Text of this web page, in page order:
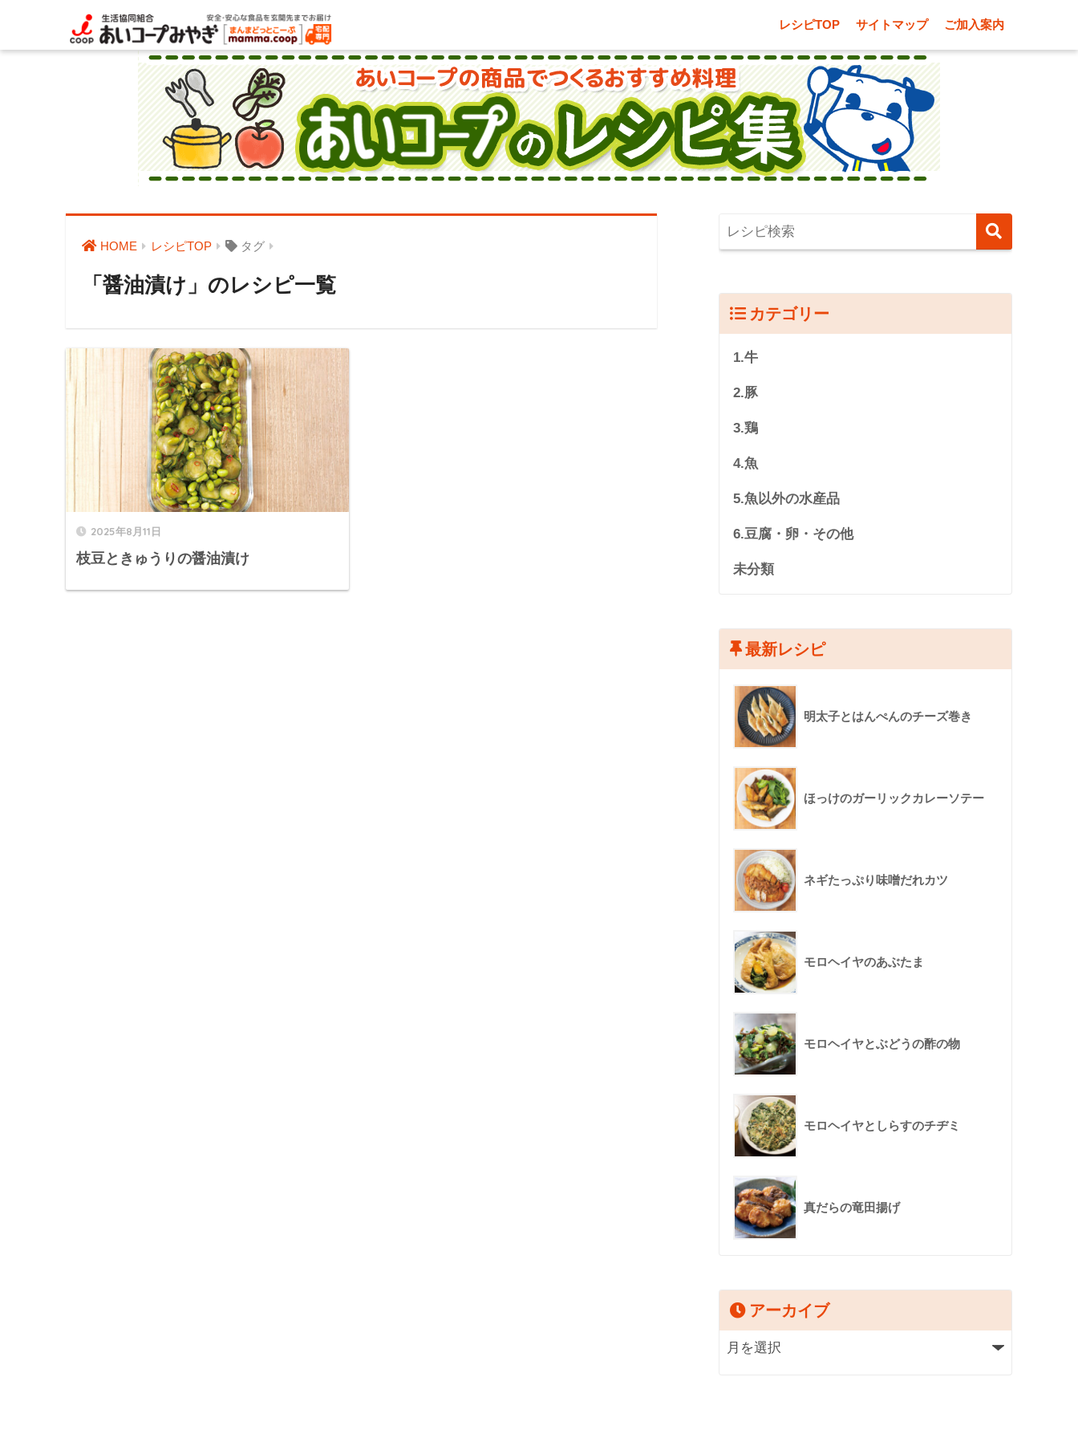
レシピTOP サイトマップ ご加入案内
HOME レシピTOP タグ
「醤油漬け」のレシピ一覧
2025年8月11日
枝豆ときゅうりの醤油漬け
カテゴリー
1.牛
2.豚
3.鶏
4.魚
5.魚以外の水産品
6.豆腐・卵・その他
未分類
最新レシピ
明太子とはんぺんのチーズ巻き
ほっけのガーリックカレーソテー
ネギたっぷり味噌だれカツ
モロヘイヤのあぶたま
モロヘイヤとぶどうの酢の物
モロヘイヤとしらすのチヂミ
真だらの竜田揚げ
アーカイブ